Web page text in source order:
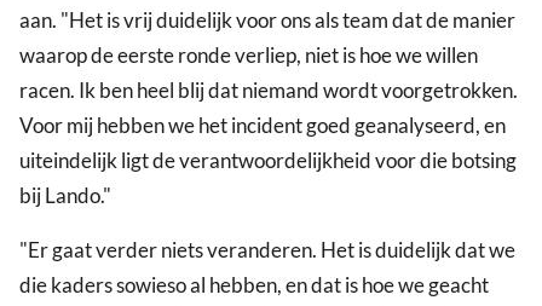
aan. "Het is vrij duidelijk voor ons als team dat de manier
waarop de eerste ronde verliep, niet is hoe we willen
racen. Ik ben heel blij dat niemand wordt voorgetrokken.
Voor mij hebben we het incident goed geanalyseerd, en
uiteindelijk ligt de verantwoordelijkheid voor die botsing
bij Lando."
"Er gaat verder niets veranderen. Het is duidelijk dat we
die kaders sowieso al hebben, en dat is hoe we geacht